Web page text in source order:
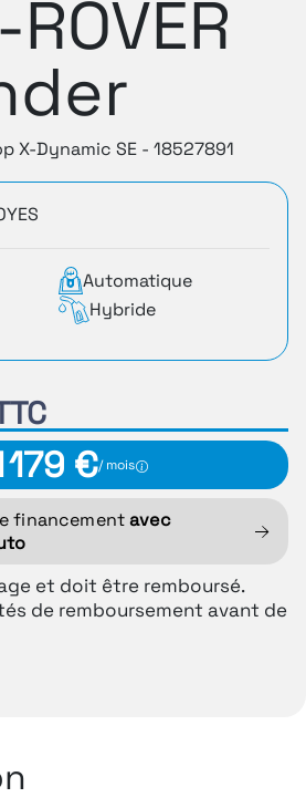
X-Dynamic SE - 18527891
Automatique
Hybride
179 €/ mois
financementavec
et doit être remboursé.
de remboursement avant de